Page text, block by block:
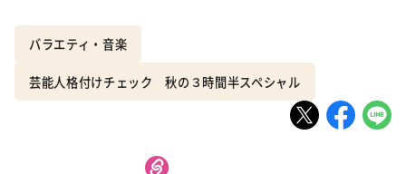
バラエティ・音楽
芸能人格付けチェック 秋の３時間半スペシャル